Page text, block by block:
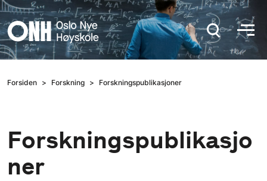
Hopp til hovedinnhold
Forsiden Forskning Forskningspublikasjoner
Forskningspublikasjo
ner